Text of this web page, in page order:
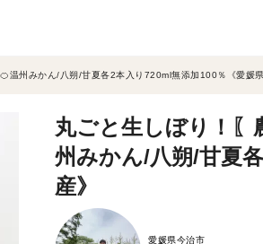
温州みかん/八朔/甘夏各2本入り720ml無添加100％《愛媛県
丸ごと生しぼり！〖
州みかん/八朔/甘夏
産》
愛媛県今治市